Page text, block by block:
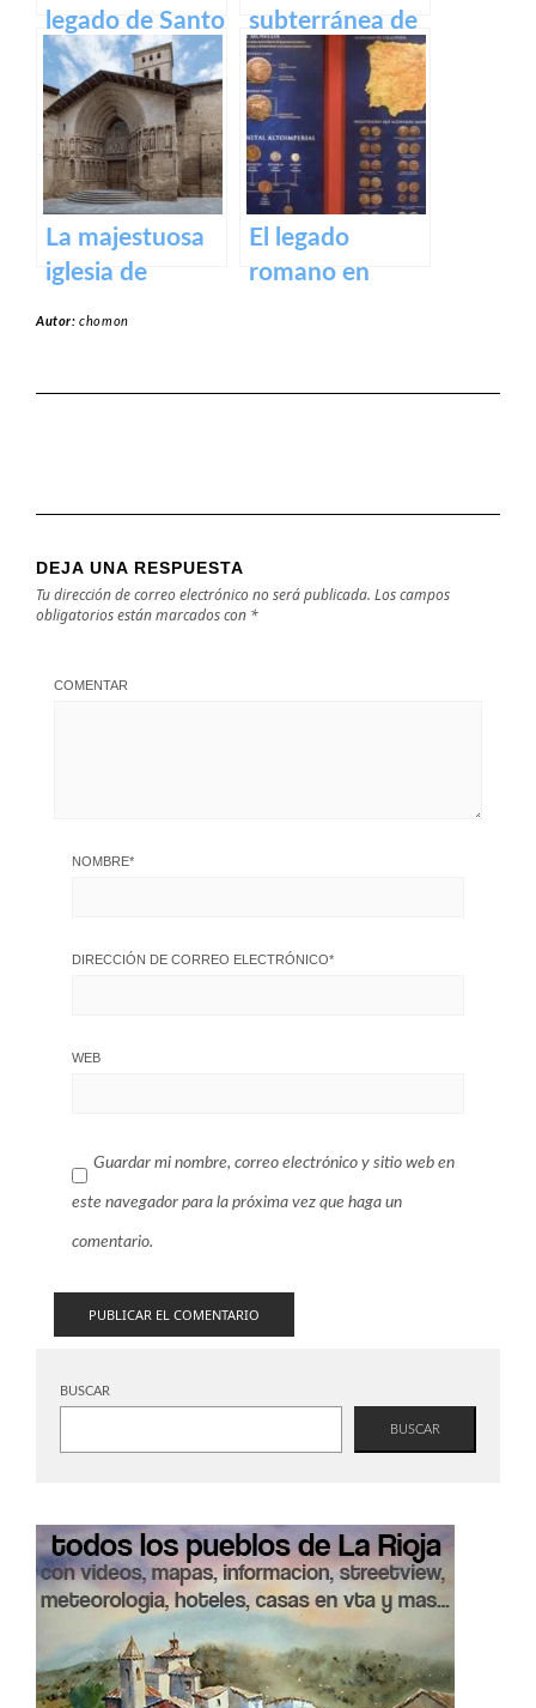
legado de Santo
Domingo de la
Calzada
subterránea de
Arnedo: La
cueva de los
cien pilares
La majestuosa
iglesia de
El legado
romano en
Autor:chomon
DEJA UNA RESPUESTA
Tu dirección de correo electrónico no será publicada. Los campos
obligatorios están marcados con *
COMENTAR
NOMBRE*
DIRECCIÓN DE CORREO ELECTRÓNICO*
WEB
Guardar mi nombre, correo electrónico y sitio web en
este navegador para la próxima vez que haga un
comentario.
BUSCAR
BUSCAR